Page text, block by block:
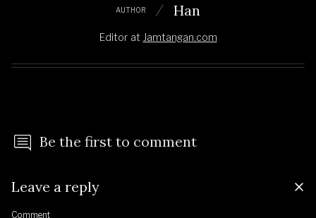
AUTHOR Han
Editor at Jamtangan.com
Be the first to comment
Leave a reply
Comment